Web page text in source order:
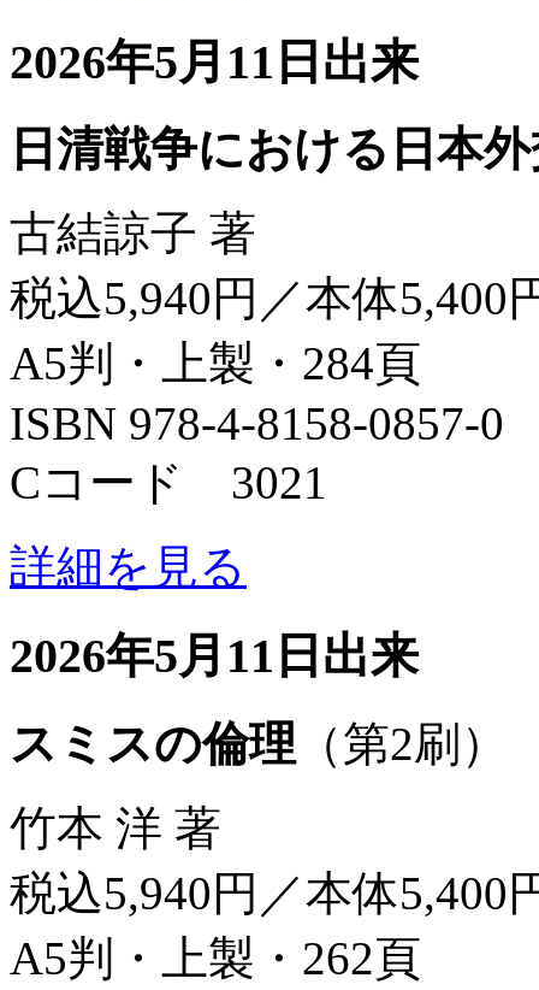
2026年5月11日出来
日清戦争における日本
古結諒子 著
税込5,940円／本体5,400
A5判・上製・284頁
ISBN 978-4-8158-0857-0
Cコード 3021
詳細を見る
2026年5月11日出来
スミスの倫理 （第2刷）
竹本 洋 著
税込5,940円／本体5,400
A5判・上製・262頁